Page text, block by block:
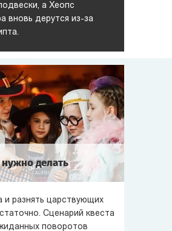
а Хеопс
вновь дерутся из-за
делать
и разнять царствующих
Сценарий квеста
поворотов